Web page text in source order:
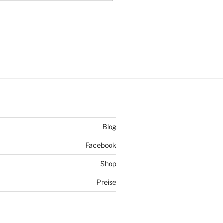
Blog
Facebook
Shop
Preise